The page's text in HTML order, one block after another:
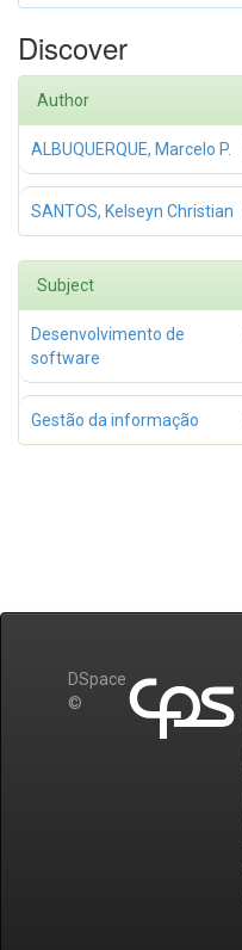
Discover
Author
ALBUQUERQUE, Marcelo P.
SANTOS, Kelseyn Christian
Subject
Desenvolvimento de
software
Gestão da informação
DSpace
©